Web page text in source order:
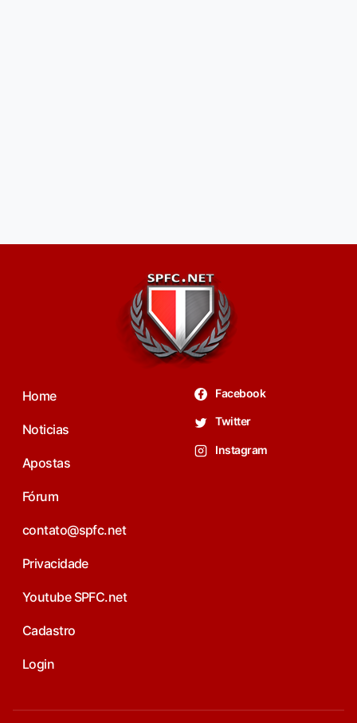
Home
Noticias
Apostas
Fórum
contato@spfc.net
Privacidade
Youtube SPFC.net
Cadastro
Login
Facebook
Twitter
Instagram